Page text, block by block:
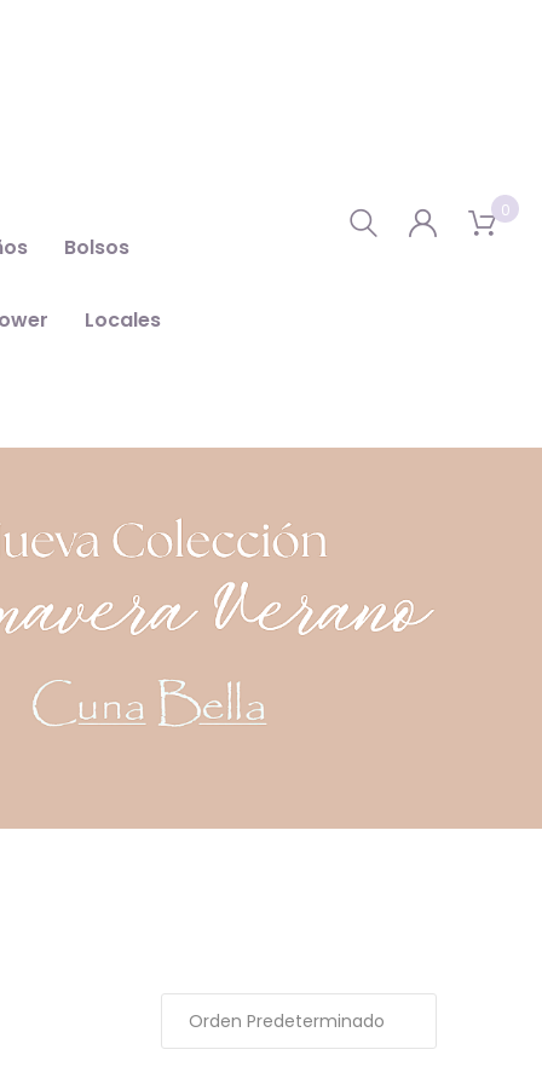
Bolsos
Locales
0